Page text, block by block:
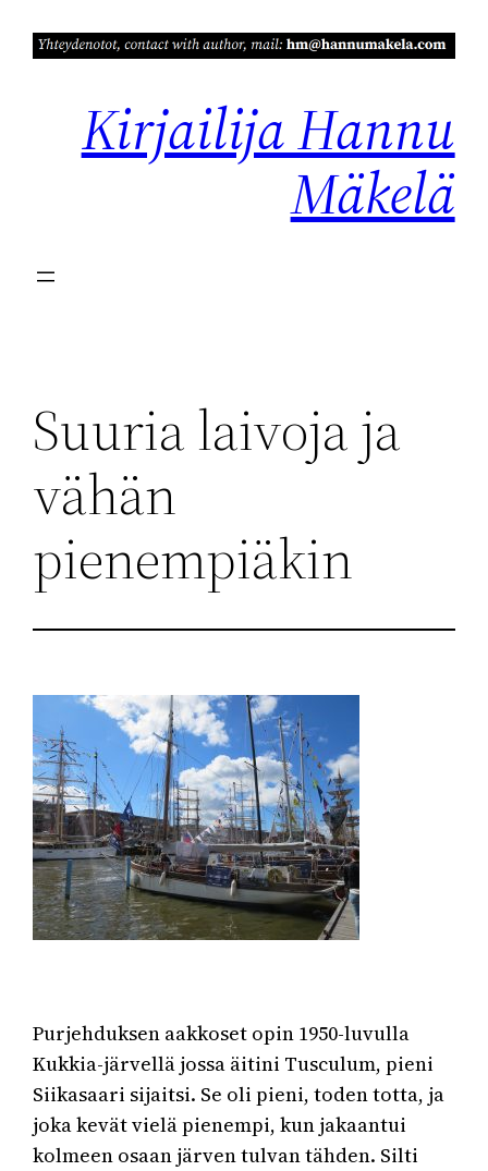
sisältöön
Kirjailija Hannu
Mäkelä
Suuria laivoja ja
vähän
pienempiäkin
Purjehduksen aakkoset opin 1950-luvulla
Kukkia-järvellä jossa äitini Tusculum, pieni
Siikasaari sijaitsi. Se oli pieni, toden totta, ja
joka kevät vielä pienempi, kun jakaantui
kolmeen osaan järven tulvan tähden. Silti